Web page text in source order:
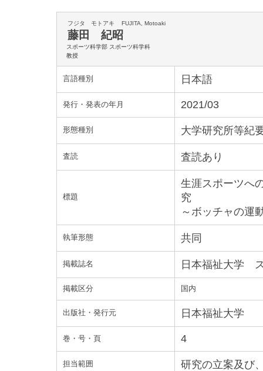
フジタ モトアキ FUJITA, Motoaki
藤田 紀昭
スポーツ科学部 スポーツ科学科
教授
言語種別 日本語
発行・発表の年月 2021/03
形態種別 大学研究所等紀
査読 査読あり
標題
生涯スポーツへ
究
～ボッチャの運
執筆形態 共同
掲載誌名 日本福祉大学
掲載区分 国内
出版社・発行元 日本福祉大学
巻・号・頁 4
担当範囲 研究の立案及び